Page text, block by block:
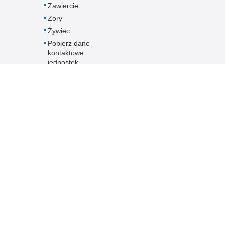
Zawiercie
Żory
Żywiec
Pobierz dane
kontaktowe
jednostek